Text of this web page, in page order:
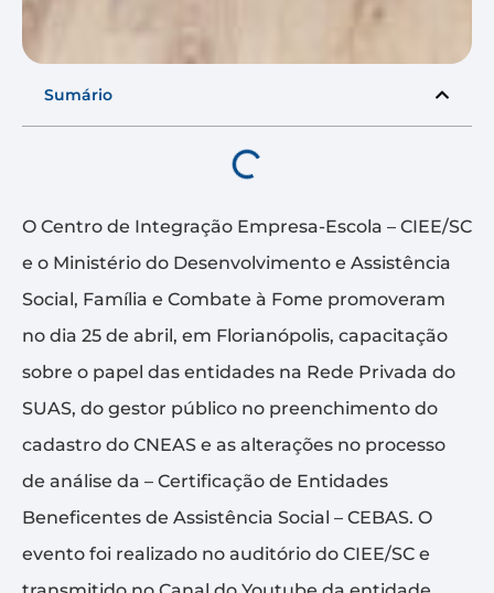
Sumário
O Centro de Integração Empresa-Escola – CIEE/SC
e o Ministério do Desenvolvimento e Assistência
Social, Família e Combate à Fome promoveram
no dia 25 de abril, em Florianópolis, capacitação
sobre o papel das entidades na Rede Privada do
SUAS, do gestor público no preenchimento do
cadastro do CNEAS e as alterações no processo
de análise da – Certificação de Entidades
Beneficentes de Assistência Social – CEBAS. O
evento foi realizado no auditório do CIEE/SC e